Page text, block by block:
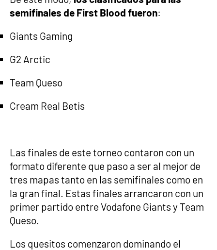
semifinales de First Blood fueron:
Giants Gaming
G2 Arctic
Team Queso
Cream Real Betis
Las finales de este torneo contaron con un
formato diferente que paso a ser al mejor de
tres mapas tanto en las semifinales como en
la gran final. Estas finales arrancaron con un
primer partido entre Vodafone Giants y Team
Queso.
Los quesitos comenzaron dominando el